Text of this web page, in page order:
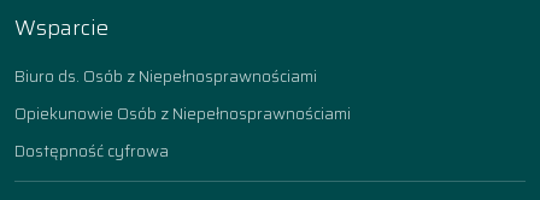
Wsparcie
Biuro ds. Osób z Niepełnosprawnościami
Opiekunowie Osób z Niepełnosprawnościami
Dostępność cyfrowa